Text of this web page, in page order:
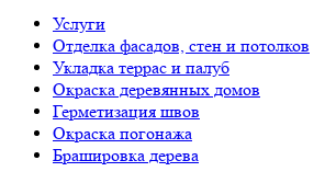
Услуги
Отделка фасадов, стен и потолков
Укладка террас и палуб
Окраска деревянных домов
Герметизация швов
Окраска погонажа
Брашировка дерева